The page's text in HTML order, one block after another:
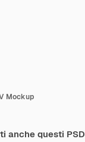
Mockup
anche questi PSD